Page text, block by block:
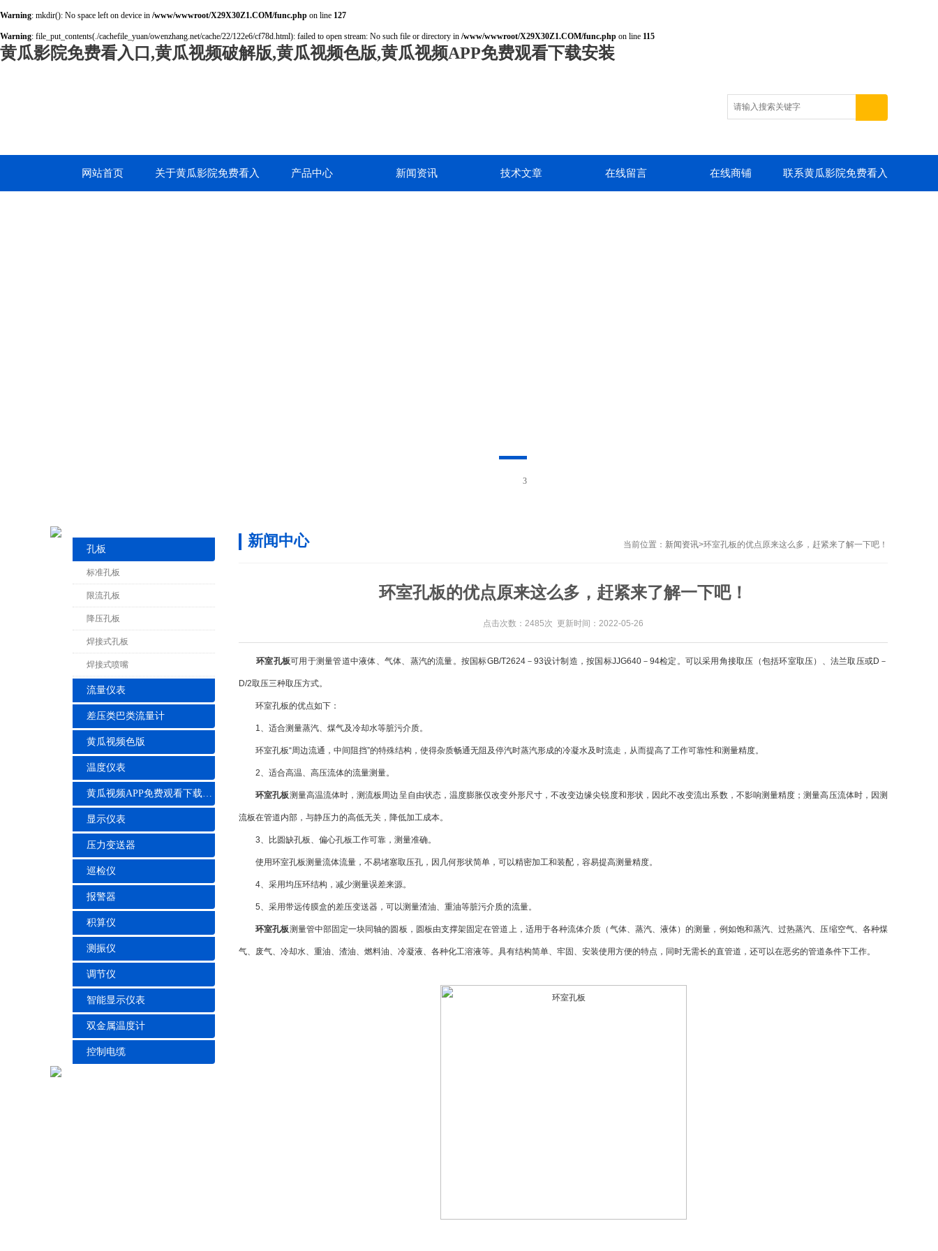
Warning: mkdir(): No space left on device in /www/wwwroot/X29X30Z1.COM/func.php on line 127
Warning: file_put_contents(./cachefile_yuan/owenzhang.net/cache/22/122e6/cf78d.html): failed to open stream: No such file or directory in /www/wwwroot/X29X30Z1.COM/func.php on line 115
黄瓜影院免费看入口,黄瓜视频破解版,黄瓜视频色版,黄瓜视频APP免费观看下载安装
网站首页 关于黄瓜影院免费看入 产品中心 新闻资讯 技术文章 在线留言 在线商铺 联系黄瓜影院免费看入
3
孔板
标准孔板
限流孔板
降压孔板
焊接式孔板
焊接式喷嘴
流量仪表
差压类巴类流量计
黄瓜视频色版
温度仪表
黄瓜视频APP免费观看下载安装
显示仪表
压力变送器
巡检仪
报警器
积算仪
测振仪
调节仪
智能显示仪表
双金属温度计
控制电缆
当前位置： 新闻资讯>环室孔板的优点原来这么多，赶紧来了解一下吧！
新闻中心
环室孔板的优点原来这么多，赶紧来了解一下吧！
点击次数：2485次 更新时间：2022-05-26
环室孔板可用于测量管道中液体、气体、蒸汽的流量。按国标GB/T2624－93设计制造，按国标JJG640－94检定。可以采用角接取压（包括环室取压）、法兰取压或D－
D/2取压三种取压方式。
环室孔板的优点如下：
1、适合测量蒸汽、煤气及冷却水等脏污介质。
环室孔板“周边流通，中间阻挡”的特殊结构，使得杂质畅通无阻及停汽时蒸汽形成的冷凝水及时流走，从而提高了工作可靠性和测量精度。
2、适合高温、高压流体的流量测量。
环室孔板测量高温流体时，测流板周边呈自由状态，温度膨胀仅改变外形尺寸，不改变边缘尖锐度和形状，因此不改变流出系数，不影响测量精度；测量高压流体时，因测
流板在管道内部，与静压力的高低无关，降低加工成本。
3、比圆缺孔板、偏心孔板工作可靠，测量准确。
使用环室孔板测量流体流量，不易堵塞取压孔，因几何形状简单，可以精密加工和装配，容易提高测量精度。
4、采用均压环结构，减少测量误差来源。
5、采用带远传膜盒的差压变送器，可以测量渣油、重油等脏污介质的流量。
环室孔板测量管中部固定一块同轴的圆板，圆板由支撑架固定在管道上，适用于各种流体介质（气体、蒸汽、液体）的测量，例如饱和蒸汽、过热蒸汽、压缩空气、各种煤
气、废气、冷却水、重油、渣油、燃料油、冷凝液、各种化工溶液等。具有结构简单、牢固、安装使用方便的特点，同时无需长的直管道，还可以在恶劣的管道条件下工作。